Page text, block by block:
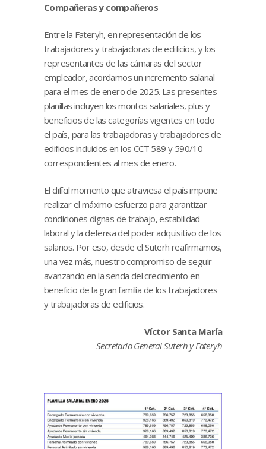
Compañeras y compañeros
Entre la Fateryh, en representación de los
trabajadores y trabajadoras de edificios, y los
representantes de las cámaras del sector
empleador, acordamos un incremento salarial
para el mes de enero de 2025. Las presentes
planillas incluyen los montos salariales, plus y
beneficios de las categorías vigentes en todo
el país, para las trabajadoras y trabajadores de
edificios incluidos en los CCT 589 y 590/10
correspondientes al mes de enero.
El difícil momento que atraviesa el país impone
realizar el máximo esfuerzo para garantizar
condiciones dignas de trabajo, estabilidad
laboral y la defensa del poder adquisitivo de los
salarios. Por eso, desde el Suterh reafirmamos,
una vez más, nuestro compromiso de seguir
avanzando en la senda del crecimiento en
beneficio de la gran familia de los trabajadores
y trabajadoras de edificios.
Víctor Santa María
Secretario General Suterh y Fateryh